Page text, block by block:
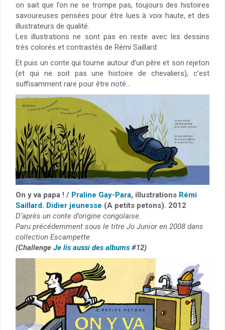
on sait que l’on ne se trompe pas, toujours des histoires
savoureuses pensées pour être lues à voix haute, et des
illustrateurs de qualité.
Les illustrations ne sont pas en reste avec les dessins
très colorés et contrastés de Rémi Saillard
Et puis un conte qui tourne autour d’un père et son rejeton
(et qui ne soit pas une histoire de chevaliers), c’est
suffisamment rare pour être noté…
On y va papa ! / Praline Gay-Para, illustrations Rémi
Saillard. Didier jeunesse (A petits petons). 2012
D’après un conte d’origine congolaise.
Paru précédemment sous le titre Jo Junior en 2008 dans
collection Escampette
(Challenge Je lis aussi des albums #12)